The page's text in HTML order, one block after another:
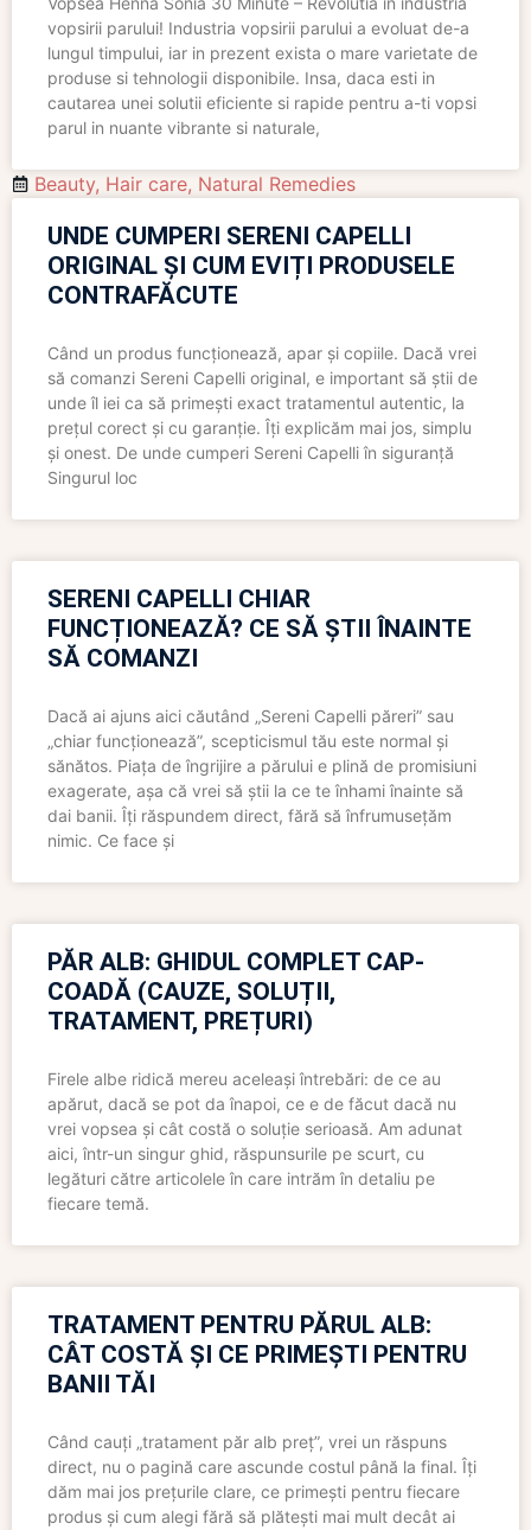
vopsirii parului! Industria vopsirii parului a evoluat de-a
lungul timpului, iar in prezent exista o mare varietate de
produse si tehnologii disponibile. Insa, daca esti in
cautarea unei solutii eficiente si rapide pentru a-ti vopsi
parul in nuante vibrante si naturale,
Beauty, Hair care, Natural Remedies
UNDE CUMPERI SERENI CAPELLI
ORIGINAL ȘI CUM EVIȚI PRODUSELE
CONTRAFĂCUTE
Când un produs funcționează, apar și copiile. Dacă vrei
să comanzi Sereni Capelli original, e important să știi de
unde îl iei ca să primești exact tratamentul autentic, la
prețul corect și cu garanție. Îți explicăm mai jos, simplu
și onest. De unde cumperi Sereni Capelli în siguranță
Singurul loc
SERENI CAPELLI CHIAR
FUNCȚIONEAZĂ? CE SĂ ȘTII ÎNAINTE
SĂ COMANZI
Dacă ai ajuns aici căutând „Sereni Capelli păreri” sau
„chiar funcționează”, scepticismul tău este normal și
sănătos. Piața de îngrijire a părului e plină de promisiuni
exagerate, așa că vrei să știi la ce te înhami înainte să
dai banii. Îți răspundem direct, fără să înfrumusețăm
nimic. Ce face și
PĂR ALB: GHIDUL COMPLET CAP-
COADĂ (CAUZE, SOLUȚII,
TRATAMENT, PREȚURI)
Firele albe ridică mereu aceleași întrebări: de ce au
apărut, dacă se pot da înapoi, ce e de făcut dacă nu
vrei vopsea și cât costă o soluție serioasă. Am adunat
aici, într-un singur ghid, răspunsurile pe scurt, cu
legături către articolele în care intrăm în detaliu pe
fiecare temă.
TRATAMENT PENTRU PĂRUL ALB:
CÂT COSTĂ ȘI CE PRIMEȘTI PENTRU
BANII TĂI
Când cauți „tratament păr alb preț”, vrei un răspuns
direct, nu o pagină care ascunde costul până la final. Îți
dăm mai jos prețurile clare, ce primești pentru fiecare
produs și cum alegi fără să plătești mai mult decât ai